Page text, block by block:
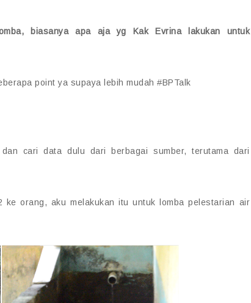
biasanya apa aja yg Kak Evrina lakukan untuk
point ya supaya lebih mudah #BPTalk
cari data dulu dari berbagai sumber, terutama dari
orang, aku melakukan itu untuk lomba pelestarian air